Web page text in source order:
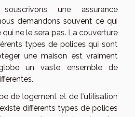
une assurance
demandons souvent ce qui
ne le sera pas. La couverture
types de polices qui sont
une maison est vraiment
un vaste ensemble de
de logement et de l'utilisation
différents types de polices